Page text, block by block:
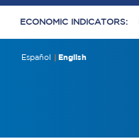
ECONOMIC INDICATORS:
Español English